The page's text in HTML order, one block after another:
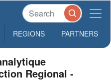
REGIONS PARTNERS
Regional -